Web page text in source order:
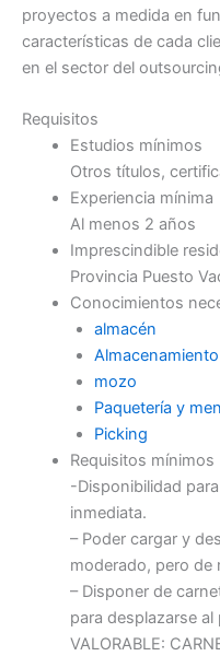
proyectos a medida en
características de cada
en el sector del
Requisitos
Estudios mínimos
Otros títulos,
Experiencia mínima
Al menos 2 años
Imprescindible
Provincia Puesto
Conocimientos
almacén
Almacenamiento
mozo
Paquetería y
Picking
Requisitos mínimos
-Disponibilidad
inmediata.
– Poder cargar y
moderado, pero de
– Disponer de
para desplazarse al
VALORABLE: